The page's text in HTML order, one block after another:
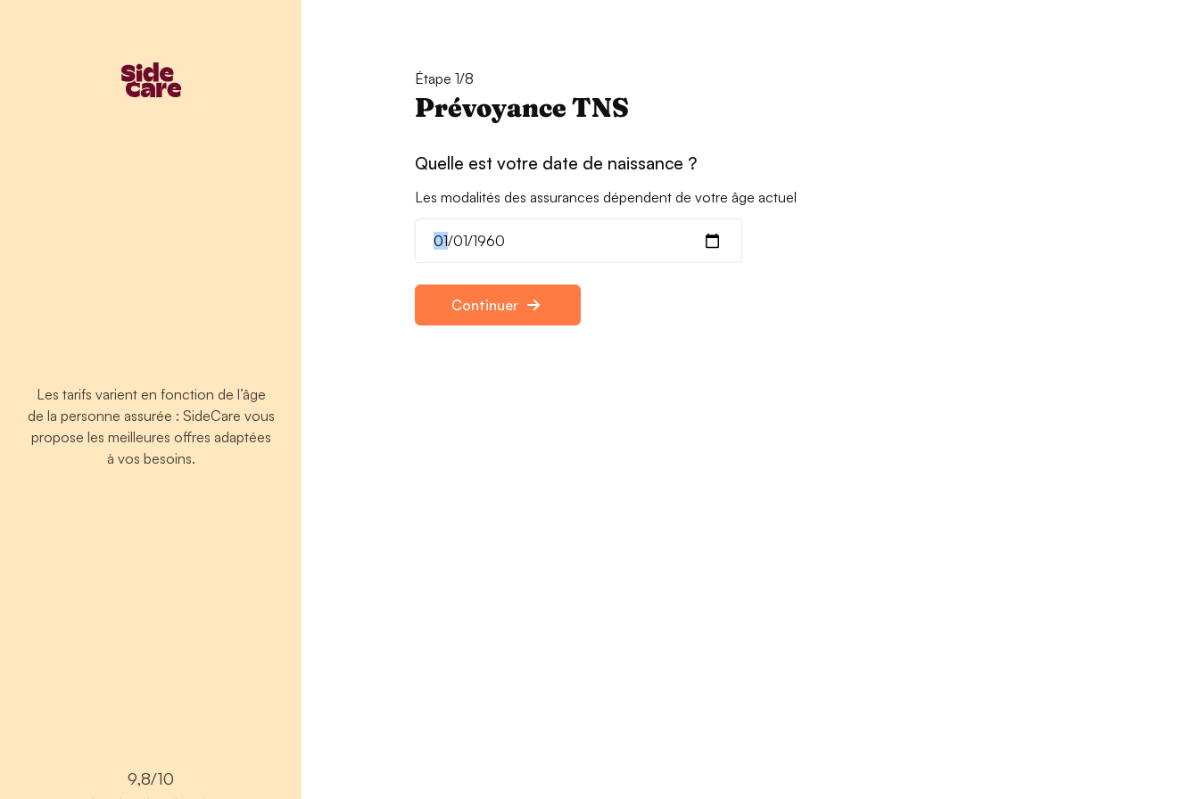
Les tarifs varient en fonction de l’âge
de la personne assurée : SideCare vous
propose les meilleures offres adaptées
à vos besoins.
9,8/10
Étape 1/8
Prévoyance TNS
Quelle est votre date de naissance ?
Les modalités des assurances dépendent de votre âge actuel
Continuer